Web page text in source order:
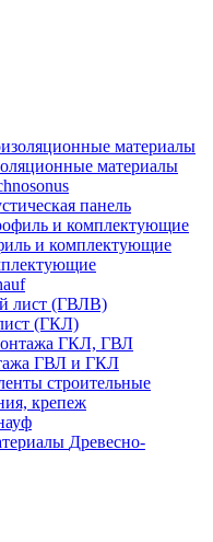
материалы
панель
и комплектующие
лист (ГВЛВ)
(ГКЛ)
ГКЛ, ГВЛ
ГВЛ и ГКЛ
строительные
крепеж
Древесно-